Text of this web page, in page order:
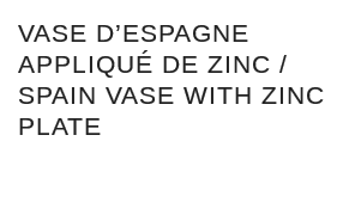
VASE D’ESPAGNE
APPLIQUÉ DE ZINC /
SPAIN VASE WITH ZINC
PLATE